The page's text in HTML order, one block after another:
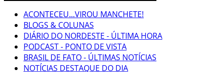
ACONTECEU...VIROU MANCHETE!
BLOGS & COLUNAS
DIÁRIO DO NORDESTE - ÚLTIMA HORA
PODCAST - PONTO DE VISTA
BRASIL DE FATO - ÚLTIMAS NOTÍCIAS
NOTÍCIAS DESTAQUE DO DIA